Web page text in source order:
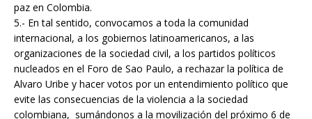
paz en Colombia.
5.- En tal sentido, convocamos a toda la comunidad
internacional, a los gobiernos latinoamericanos, a las
organizaciones de la sociedad civil, a los partidos políticos
nucleados en el Foro de Sao Paulo, a rechazar la política de
Alvaro Uribe y hacer votos por un entendimiento político que
evite las consecuencias de la violencia a la sociedad
colombiana, sumándonos a la movilización del próximo 6 de